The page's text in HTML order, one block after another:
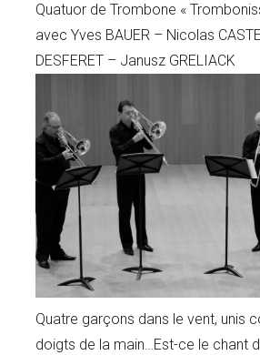
Quatuor de Trombone «
avec Yves BAUER – Nicolas
DESFERET – Janusz GRELIACK
Quatre garçons dans le vent, unis
doigts de la main…Est-ce le chant